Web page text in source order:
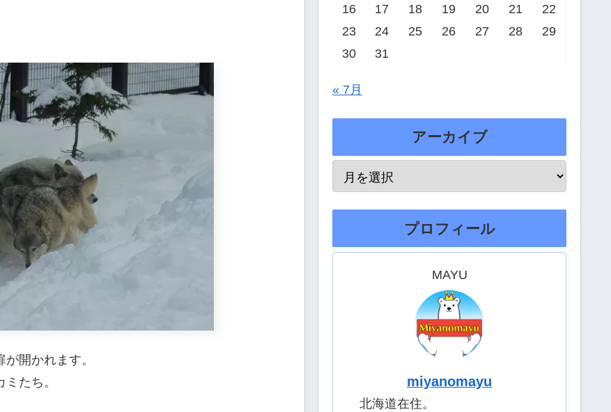
開かれます。
たち。
16
17 18 19 20 21
22
23
24 25 26 27 28
29
30
31
« 7月
アーカイブ
プロフィール
MAYU
miyanomayu
北海道在住。